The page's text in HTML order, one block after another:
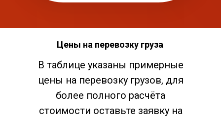
Цены на перевозку груза
В таблице указаны примерные
цены на перевозку грузов, для
более полного расчёта
стоимости оставьте заявку на